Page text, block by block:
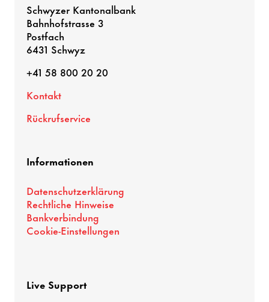
Schwyzer Kantonalbank
Bahnhofstrasse 3
Postfach
6431 Schwyz
+41 58 800 20 20
Kontakt
Rückrufservice
Informationen
Datenschutzerklärung
Rechtliche Hinweise
Bankverbindung
Cookie-Einstellungen
Live Support